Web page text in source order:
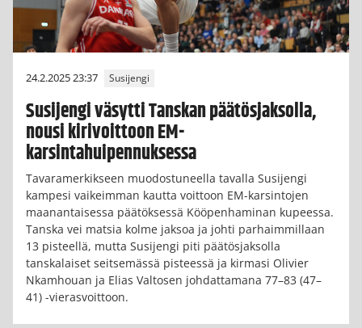
24.2.2025 23:37 Susijengi
Susijengi väsytti Tanskan päätösjaksolla,
nousi kirivoittoon EM-
karsintahuipennuksessa
Tavaramerkikseen muodostuneella tavalla Susijengi
kampesi vaikeimman kautta voittoon EM-karsintojen
maanantaisessa päätöksessä Kööpenhaminan kupeessa.
Tanska vei matsia kolme jaksoa ja johti parhaimmillaan
13 pisteellä, mutta Susijengi piti päätösjaksolla
tanskalaiset seitsemässä pisteessä ja kirmasi Olivier
Nkamhouan ja Elias Valtosen johdattamana 77–83 (47–
41) -vierasvoittoon.